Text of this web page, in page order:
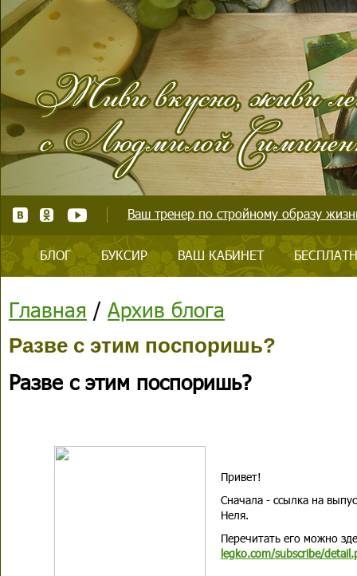
Ваш тренер по стройному образу
БЛОГ БУКСИР ВАШ КАБИНЕТ
Главная / Архив блога
Разве с этим поспоришь?
Разве с этим поспоришь?
Привет!
Сначала - ссылка на
Неля.
Перечитать его можно
legko.com/subscribe/